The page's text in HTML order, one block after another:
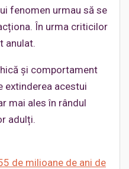
fenomen urmau să se
În urma criticilor
anulat.
și comportament
extinderea acestui
mai ales în rândul
adulți.
de milioane de ani de